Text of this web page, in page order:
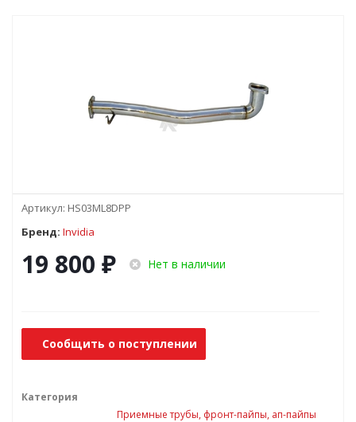
Артикул: HS03ML8DPP
Бренд: Invidia
19 800 ₽ Нет в наличии
Сообщить о поступлении
Категория
Приемные трубы, фронт-пайпы, ап-пайпы